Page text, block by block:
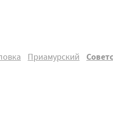
Приамурский